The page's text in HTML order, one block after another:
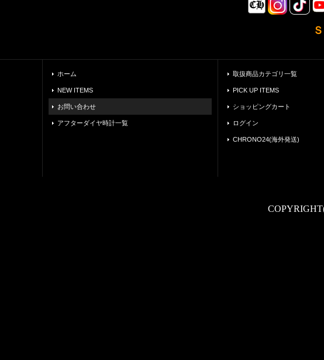
ホーム
NEW ITEMS
お問い合わせ
アフターダイヤ時計一覧
取扱商品カテゴリ一覧
PICK UP ITEMS
ショッピングカート
ログイン
CHRONO24(海外発送)